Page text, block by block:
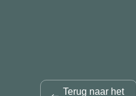
Terug naar het